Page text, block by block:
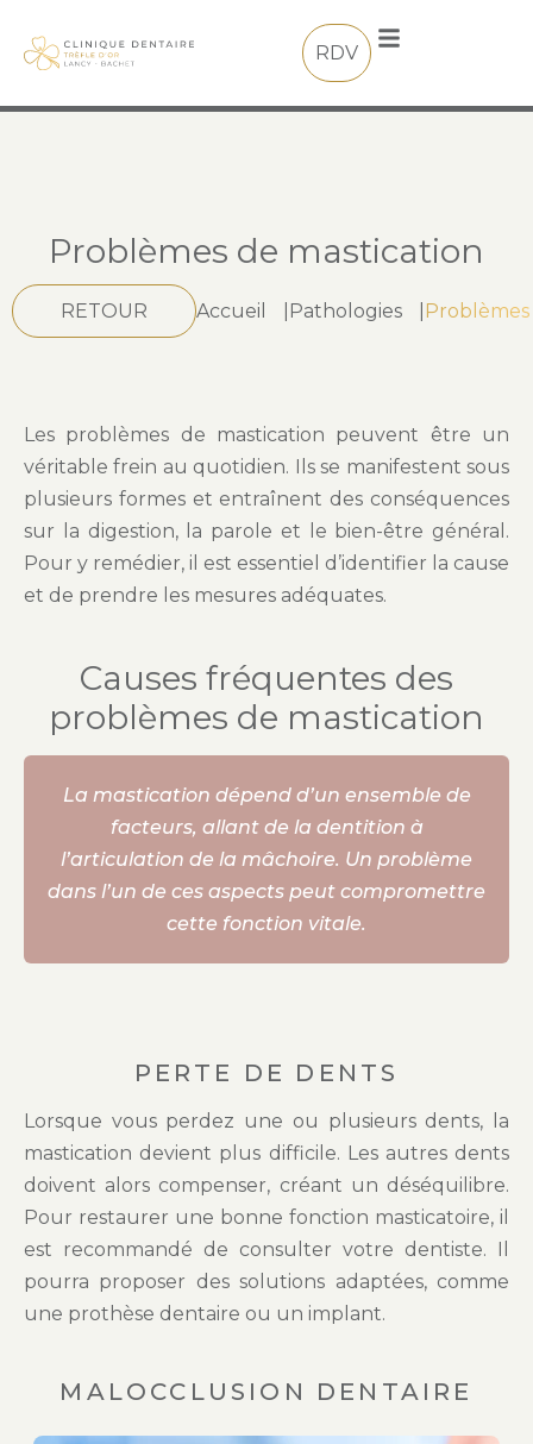
RDV
Problèmes de mastication
RETOUR Accueil Pathologies
Les problèmes de mastication peuvent être un
véritable frein au quotidien. Ils se manifestent sous
plusieurs formes et entraînent des conséquences
sur la digestion, la parole et le bien-être général.
Pour y remédier, il est essentiel d’identifier la cause
et de prendre les mesures adéquates.
Causes fréquentes des
problèmes de mastication
La mastication dépend d’un ensemble de
facteurs, allant de la dentition à
l’articulation de la mâchoire. Un problème
dans l’un de ces aspects peut compromettre
cette fonction vitale.
PERTE DE DENTS
Lorsque vous perdez une ou plusieurs dents, la
mastication devient plus difficile. Les autres dents
doivent alors compenser, créant un déséquilibre.
Pour restaurer une bonne fonction masticatoire, il
est recommandé de consulter votre dentiste. Il
pourra proposer des solutions adaptées, comme
une prothèse dentaire ou un implant.
MALOCCLUSION DENTAIRE